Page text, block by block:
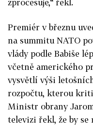
Premiér v březnu
na summitu NATO
vlády podle Babiše
včetně amerického
vysvětlí výši
rozpočtu, kterou
Ministr obrany
televizi řekl, že by